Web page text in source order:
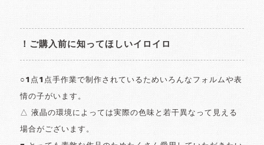
！ご購入前に知ってほしいイロイロ
○1点1点手作業で制作されているためいろんなフォルムや表
情の子がいます。
△ 液晶の環境によっては実際の色味と若干異なって見える
場合がございます。